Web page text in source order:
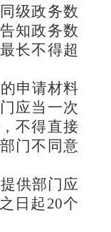
级政务数
知政务数
长不得超
申请材料
应当一次
不得直接
门不同意
供部门应
日起20个